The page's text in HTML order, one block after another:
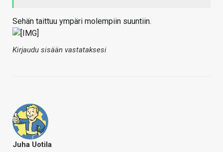
Sehän taittuu ympäri molempiin suuntiin.
Kirjaudu sisään vastataksesi
Juha Uotila